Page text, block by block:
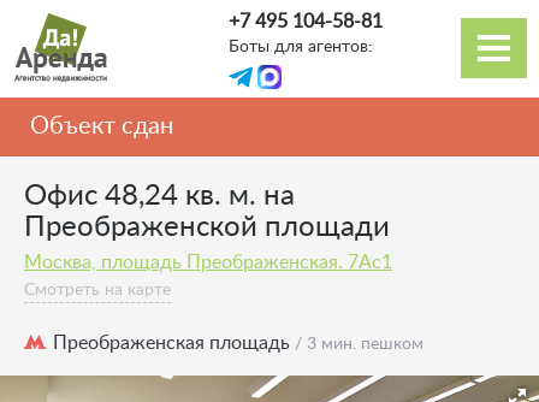
Перейти
основному
содержанию
Основная
навигация
+7 495 104-58-81
Боты для агентов:
Объект сдан
Офис 48,24 кв. м. на
Преображенской площади
Москва, площадь Преображенская. 7Ас1
Смотреть на карте
Преображенская площадь / 3 мин. пешком